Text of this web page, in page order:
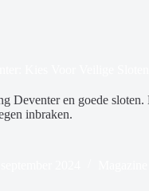
Deventer en goede
inbraken.